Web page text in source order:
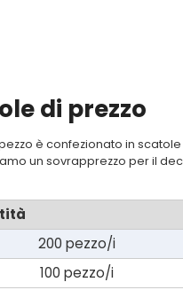
di prezzo
è confezionato in scatole
un sovrapprezzo per il
200 pezzo/i
100 pezzo/i